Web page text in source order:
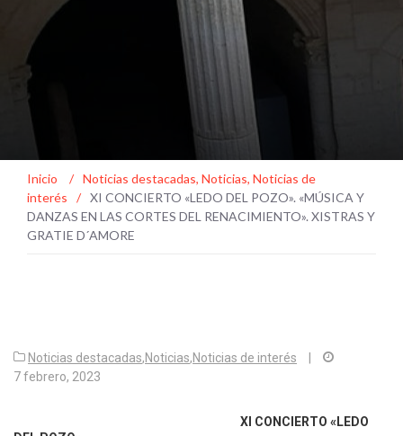
Inicio / Noticias destacadas, Noticias, Noticias de
interés
/ XI CONCIERTO «LEDO DEL POZO». «MÚSICA Y
DANZAS EN LAS CORTES DEL RENACIMIENTO». XISTRAS Y
GRATIE D´AMORE
Noticias destacadas,Noticias,Noticias de interés
|
7 febrero, 2023
XI CONCIERTO «LEDO